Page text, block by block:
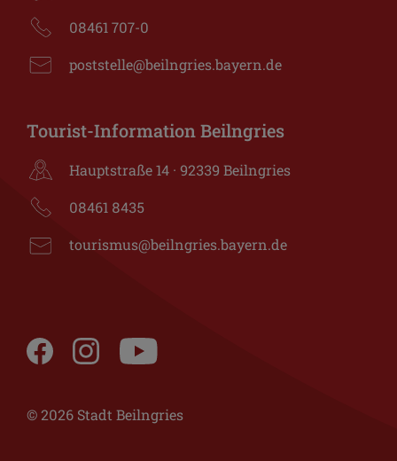
08461 707-0
poststelle@beilngries.bayern.de
Tourist-Information Beilngries
Hauptstraße 14 · 92339 Beilngries
08461 8435
tourismus@beilngries.bayern.de
© 2026 Stadt Beilngries